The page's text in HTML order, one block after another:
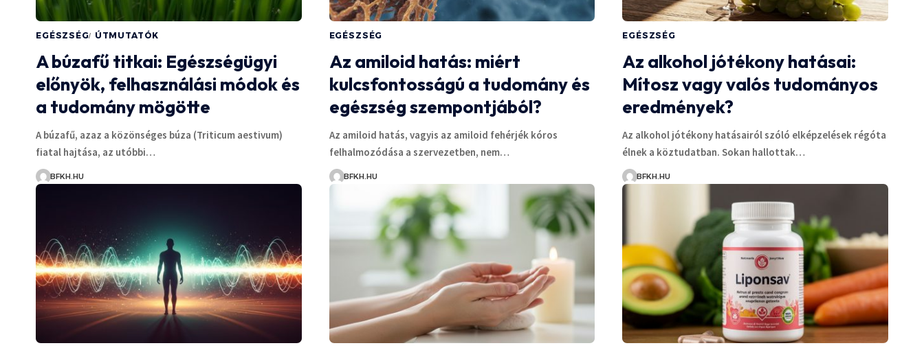
EGÉSZSÉG ÚTMUTATÓK
A búzafű titkai: Egészségügyi
előnyök, felhasználási módok és
a tudomány mögötte
A búzafű, azaz a közönséges búza (Triticum aestivum)
fiatal hajtása, az utóbbi…
BFKH.HU
EGÉSZSÉG
Az amiloid hatás: miért
kulcsfontosságú a tudomány és
egészség szempontjából?
Az amiloid hatás, vagyis az amiloid fehérjék kóros
felhalmozódása a szervezetben, nem…
BFKH.HU
EGÉSZSÉG
Az alkohol jótékony hatásai:
Mítosz vagy valós tudományos
eredmények?
Az alkohol jótékony hatásairól szóló elképzelések régóta
élnek a köztudatban. Sokan hallottak…
BFKH.HU